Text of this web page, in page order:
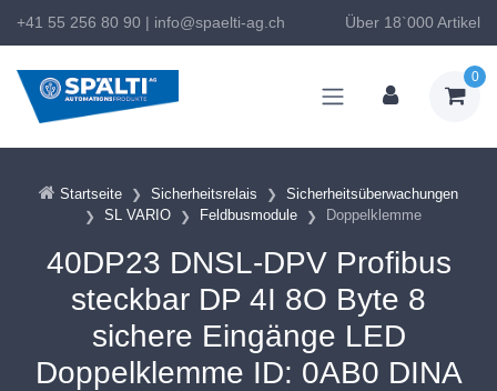
+41 55 256 80 90 | info@spaelti-ag.ch Über 18`000 Artikel
0
Startseite Sicherheitsrelais
Sicherheitsüberwachungen
SL VARIO
Feldbusmodule Doppelklemme
40DP23 DNSL-DPV Profibus
steckbar DP 4I 8O Byte 8
sichere Eingänge LED
Doppelklemme ID: 0AB0 DINA